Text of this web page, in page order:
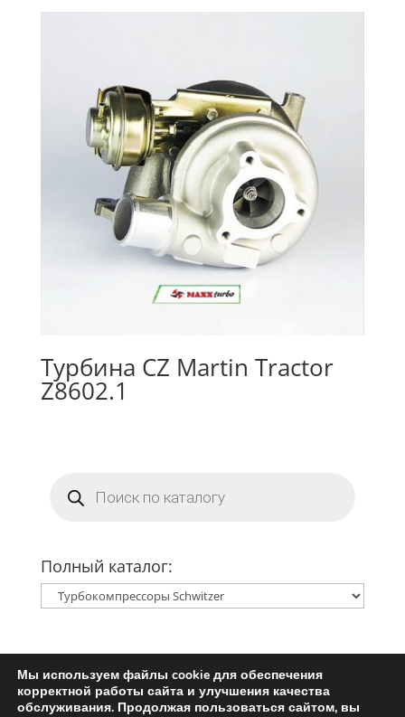
Турбина CZ Martin Tractor
Z8602.1
товаров
Полный каталог:
Главная
Ремкомплект турбины
Запчасти для турбин
Мы используем файлы cookie для обеспечения
корректной работы сайта и улучшения качества
обслуживания. Продолжая пользоваться сайтом, вы